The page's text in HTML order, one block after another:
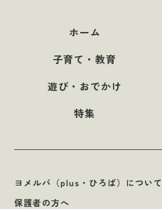
ホーム
子育て・教育
遊び・おでかけ
特集
ヨメルバ（plus・ひろば）について
保護者の方へ